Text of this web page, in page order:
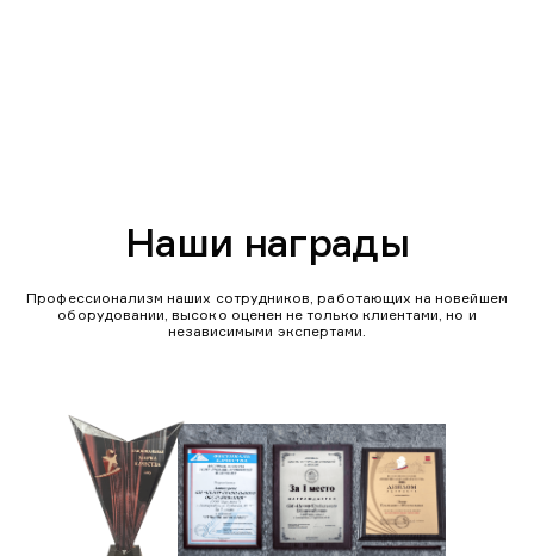
Наши награды
Профессионализм наших сотрудников, работающих на новейшем
оборудовании, высоко оценен не только клиентами, но и
независимыми экспертами.